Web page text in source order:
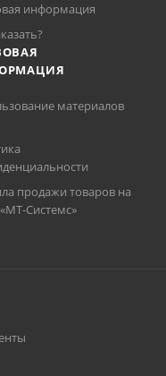
информация
материалов
продажи товаров на
Системс»